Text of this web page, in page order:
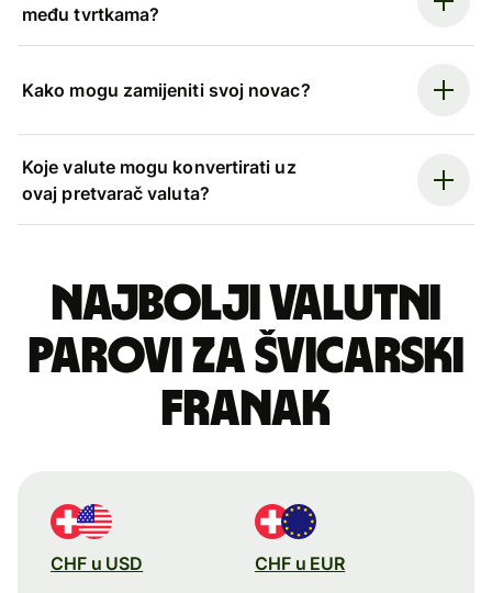
među tvrtkama?
Kako mogu zamijeniti svoj novac?
Koje valute mogu konvertirati uz
ovaj pretvarač valuta?
Najbolji valutni
parovi za švicarski
franak
CHF u USD CHF u EUR